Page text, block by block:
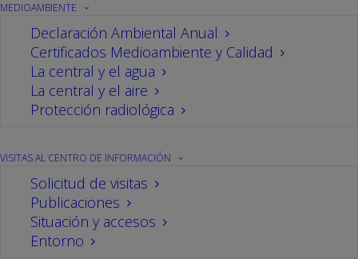
MEDIOAMBIENTE
Declaración Ambiental Anual
Certificados Medioambiente y Calidad
La central y el agua
La central y el aire
Protección radiológica
VISITAS AL CENTRO DE INFORMACIÓN
Solicitud de visitas
Publicaciones
Situación y accesos
Entorno
Las actuaciones de recarga, que han
permitido la continua modernización de la
central, han representado una inversión
superior a 22,5 millones de euros.